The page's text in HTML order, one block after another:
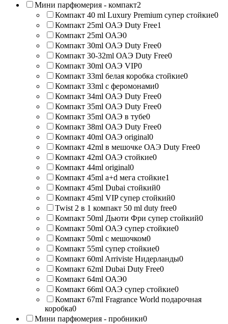
Мини парфюмерия - компакт2
Компакт 40 ml Luxury Premium супер стойкие0
Компакт 25ml ОАЭ Duty Free1
Компакт 25ml ОАЭ0
Компакт 30ml ОАЭ Duty Free0
Компакт 30-32ml ОАЭ Duty Free0
Компакт 30ml ОАЭ VIP0
Компакт 33ml белая коробка стойкие0
Компакт 33ml с феромонами0
Компакт 34ml ОАЭ Duty Free0
Компакт 35ml ОАЭ Duty Free0
Компакт 35ml ОАЭ в тубе0
Компакт 38ml ОАЭ Duty Free0
Компакт 40ml ОАЭ original0
Компакт 42ml в мешочке ОАЭ Duty Free0
Компакт 42ml ОАЭ стойкие0
Компакт 44ml original0
Компакт 45ml a+d мега стойкие1
Компакт 45ml Dubai стойкий0
Компакт 45ml VIP супер стойкий0
Twist 2 в 1 компакт 50 ml duty free0
Компакт 50ml Дьюти Фри супер стойкий0
Компакт 50ml ОАЭ супер стойкие0
Компакт 50ml с мешочком0
Компакт 55ml супер стойкие0
Компакт 60ml Arriviste Нидерланды0
Компакт 62ml Dubai Duty Free0
Компакт 64ml ОАЭ0
Компакт 66ml ОАЭ супер стойкие0
Компакт 67ml Fragrance World подарочная
коробка0
Мини парфюмерия - пробники0